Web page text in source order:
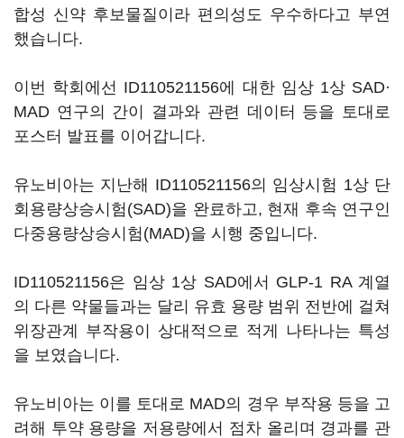
합성 신약 후보물질이라 편의성도 우수하다고 부연
했습니다.
이번 학회에선 ID110521156에 대한 임상 1상 SAD·
MAD 연구의 간이 결과와 관련 데이터 등을 토대로
포스터 발표를 이어갑니다.
유노비아는 지난해 ID110521156의 임상시험 1상 단
회용량상승시험(SAD)을 완료하고, 현재 후속 연구인
다중용량상승시험(MAD)을 시행 중입니다.
ID110521156은 임상 1상 SAD에서 GLP-1 RA 계열
의 다른 약물들과는 달리 유효 용량 범위 전반에 걸쳐
위장관계 부작용이 상대적으로 적게 나타나는 특성
을 보였습니다.
유노비아는 이를 토대로 MAD의 경우 부작용 등을 고
려해 투약 용량을 저용량에서 점차 올리며 경과를 관